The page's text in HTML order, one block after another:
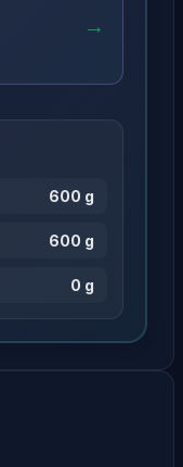
→
600 g
600 g
0 g